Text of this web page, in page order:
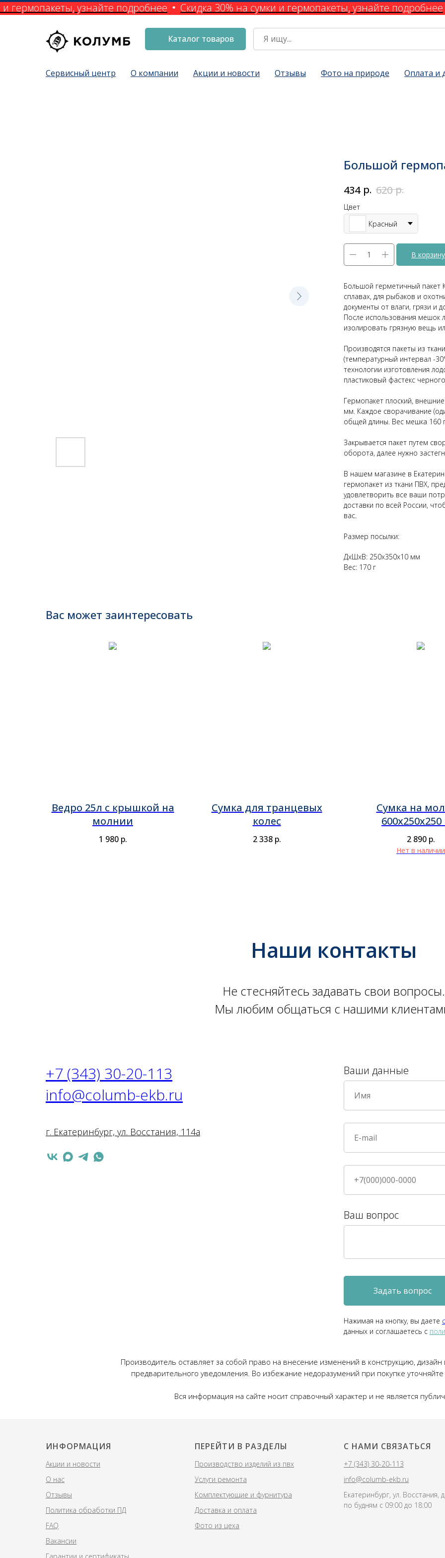
гермопакеты, узнайте подробнее Скидка 30% на сумки и гермопакеты, узнайте подробнее
Каталог товаров
Сервисный центр О компании Акции и новости Отзывы Фото на природе Оплата и
Большой
434 р. 620 р.
Цвет
Красный
В корзину
Большой герметичный
сплавах, для рыбаков и
документы от влаги, грязи и
После использования мешок
изолировать грязную вещь
Производятся пакеты из
(температурный интервал -
технологии изготовления
пластиковый фастекс
Гермопакет плоский,
мм. Каждое сворачивание
общей длины. Вес мешка 160
Закрывается пакет путем
оборота, далее нужно
В нашем магазине в
гермопакет из ткани ПВХ,
удовлетворить все ваши
доставки по всей России,
вас.
Размер посылки:
ДxШxВ: 250x350x10 мм
Вес: 170 г
Вас может заинтересовать
Ведро 25л с крышкой на
молнии
1 980 р.
Сумка для транцевых
колес
2 338 р.
Сумка на
2 890 р.
Нет в наличии
Наши контакты
Не стесняйтесь задавать свои вопросы.
Мы любим общаться с нашими
+7 (343) 30-20-113
info@columb-ekb.ru
г. Екатеринбург, ул. Восстания, 114а
Ваши данные
Ваш вопрос
Задать вопрос
Нажимая на кнопку, вы даете
данных и соглашаетесь c
Производитель оставляет за собой право на внесение изменений в конструкцию,
предварительного уведомления. Во избежание недоразумений при покупке
Вся информация на сайте носит справочный характер и не является
ИНФОРМАЦИЯ
Акции и новости
О нас
Отзывы
Политика обработки ПД
FAQ
Вакансии
ПЕРЕЙТИ В РАЗДЕЛЫ
Производство изделий из пвх
Услуги ремонта
Комплектующие и фурнитура
Доставка и оплата
Фото из цеха
С НАМИ СВЯЗАТЬСЯ
+7 (343) 30-20-113
info@columb-ekb.ru
Екатеринбург, ул. Восстания,
по будням с 09:00 до 18:00